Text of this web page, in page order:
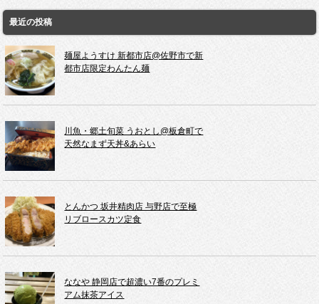
最近の投稿
麺屋ようすけ 新都市店@佐野市で新
都市店限定わんたん麺
川魚・郷土旬菜 うおとし@板倉町で
天然なまず天丼&あらい
とんかつ 坂井精肉店 与野店で至極
リブロースカツ定食
ななや 静岡店で超濃い7番のプレミ
アム抹茶アイス